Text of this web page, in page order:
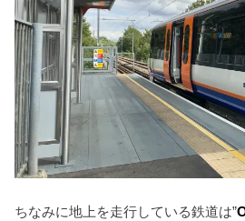
ちなみに地上を走行している鉄道は”